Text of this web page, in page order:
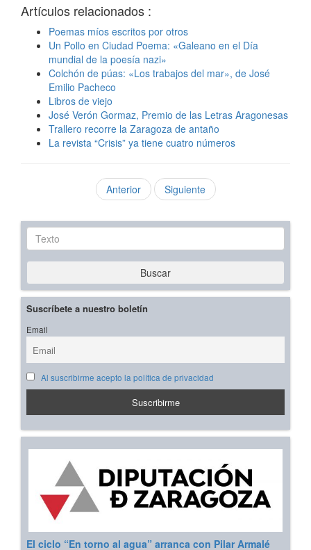
Artículos relacionados :
Poemas míos escritos por otros
Un Pollo en Ciudad Poema: «Galeano en el Día
mundial de la poesía nazi»
Colchón de púas: «Los trabajos del mar», de José
Emilio Pacheco
Libros de viejo
José Verón Gormaz, Premio de las Letras Aragonesas
Trallero recorre la Zaragoza de antaño
La revista “Crisis” ya tiene cuatro números
Anterior Siguiente
Texto
Buscar
Suscríbete a nuestro boletín
Email
Al suscribirme acepto la política de privacidad
El ciclo “En torno al agua” arranca con Pilar Armalé